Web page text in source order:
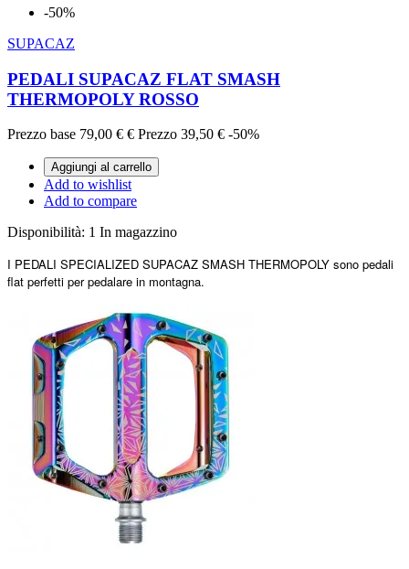
-50%
SUPACAZ
PEDALI SUPACAZ FLAT SMASH
THERMOPOLY ROSSO
Prezzo base 79,00 € € Prezzo 39,50 € -50%
Aggiungi al carrello
Add to wishlist
Add to compare
Disponibilità: 1 In magazzino
I PEDALI SPECIALIZED SUPACAZ SMASH THERMOPOLY sono pedali
flat perfetti per pedalare in montagna.